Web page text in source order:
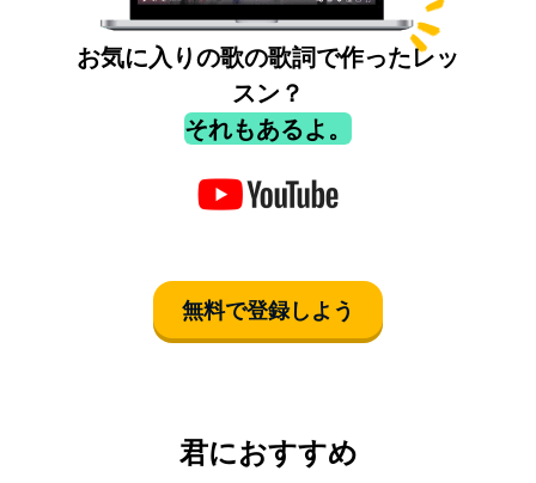
お気に入りの歌の歌詞で作ったレッ
スン？
それもあるよ。
無料で登録しよう
君におすすめ